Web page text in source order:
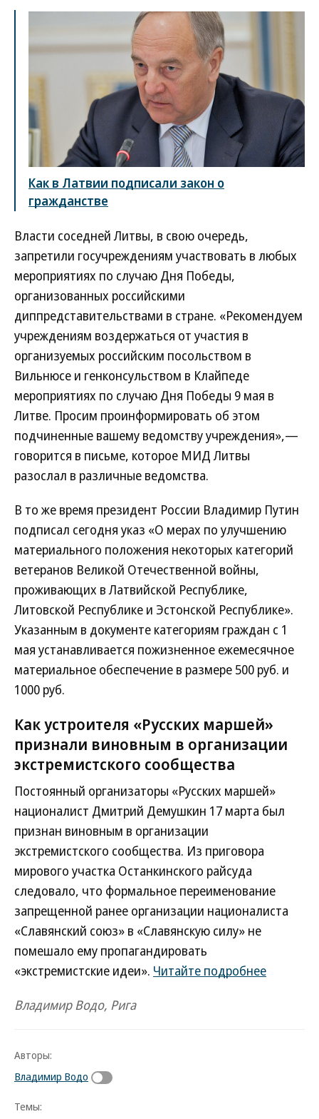
Как в Латвии подписали закон о
гражданстве
Власти соседней Литвы, в свою очередь,
запретили госучреждениям участвовать в любых
мероприятиях по случаю Дня Победы,
организованных российскими
диппредставительствами в стране. «Рекомендуем
учреждениям воздержаться от участия в
организуемых российским посольством в
Вильнюсе и генконсульством в Клайпеде
мероприятиях по случаю Дня Победы 9 мая в
Литве. Просим проинформировать об этом
подчиненные вашему ведомству учреждения»,—
говорится в письме, которое МИД Литвы
разослал в различные ведомства.
В то же время президент России Владимир Путин
подписал сегодня указ «О мерах по улучшению
материального положения некоторых категорий
ветеранов Великой Отечественной войны,
проживающих в Латвийской Республике,
Литовской Республике и Эстонской Республике».
Указанным в документе категориям граждан с 1
мая устанавливается пожизненное ежемесячное
материальное обеспечение в размере 500 руб. и
1000 руб.
Как устроителя «Русских маршей»
признали виновным в организации
экстремистского сообщества
Постоянный организаторы «Русских маршей»
националист Дмитрий Демушкин 17 марта был
признан виновным в организации
экстремистского сообщества. Из приговора
мирового участка Останкинского райсуда
следовало, что формальное переименование
запрещенной ранее организации националиста
«Славянский союз» в «Славянскую силу» не
помешало ему пропагандировать
«экстремистские идеи». Читайте подробнее
Владимир Водо, Рига
Авторы:
Владимир Водо
Темы: